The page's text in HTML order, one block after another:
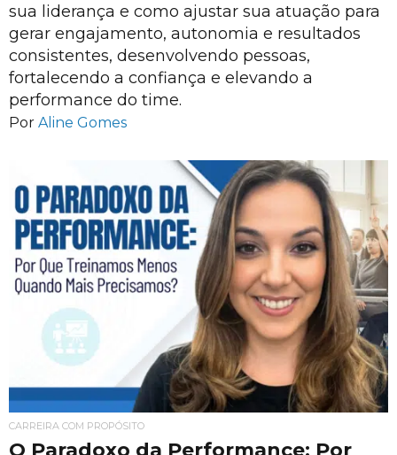
sua liderança e como ajustar sua atuação para
gerar engajamento, autonomia e resultados
consistentes, desenvolvendo pessoas,
fortalecendo a confiança e elevando a
performance do time.
Por Aline Gomes
CARREIRA COM PROPÓSITO